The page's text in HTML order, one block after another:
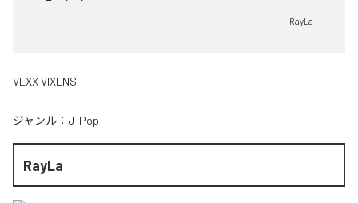
RayLa
VEXX VIXENS
ジャンル： J-Pop
RayLa